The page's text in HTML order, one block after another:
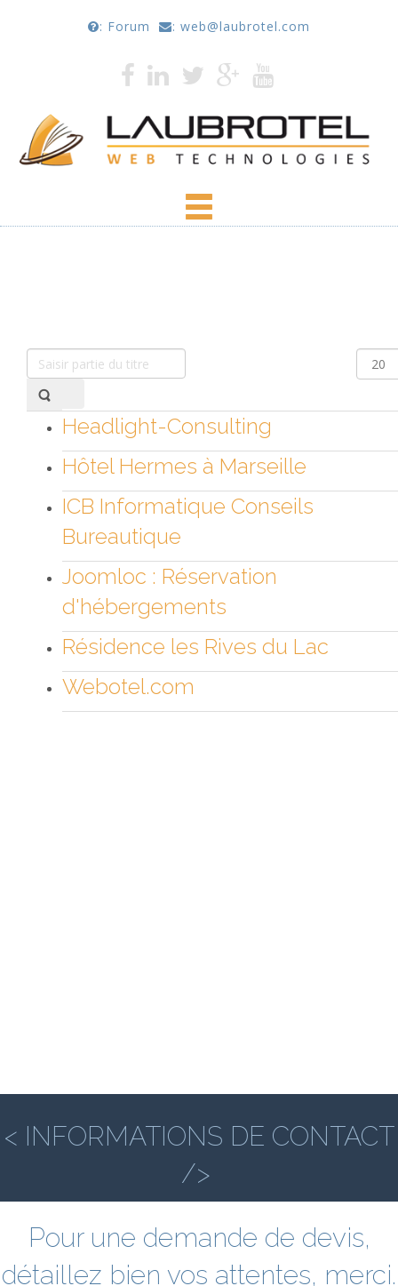
: Forum : web@laubrotel.com
Saisir partie du titre
Headlight-Consulting
Hôtel Hermes à Marseille
ICB Informatique Conseils
Bureautique
Joomloc : Réservation
d'hébergements
Résidence les Rives du Lac
Webotel.com
< INFORMATIONS DE CONTACT
/>
Pour une demande de devis,
détaillez bien vos attentes, merci.